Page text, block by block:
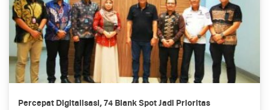
Percepat Digitalisasi, 74 Blank Spot Jadi Prioritas